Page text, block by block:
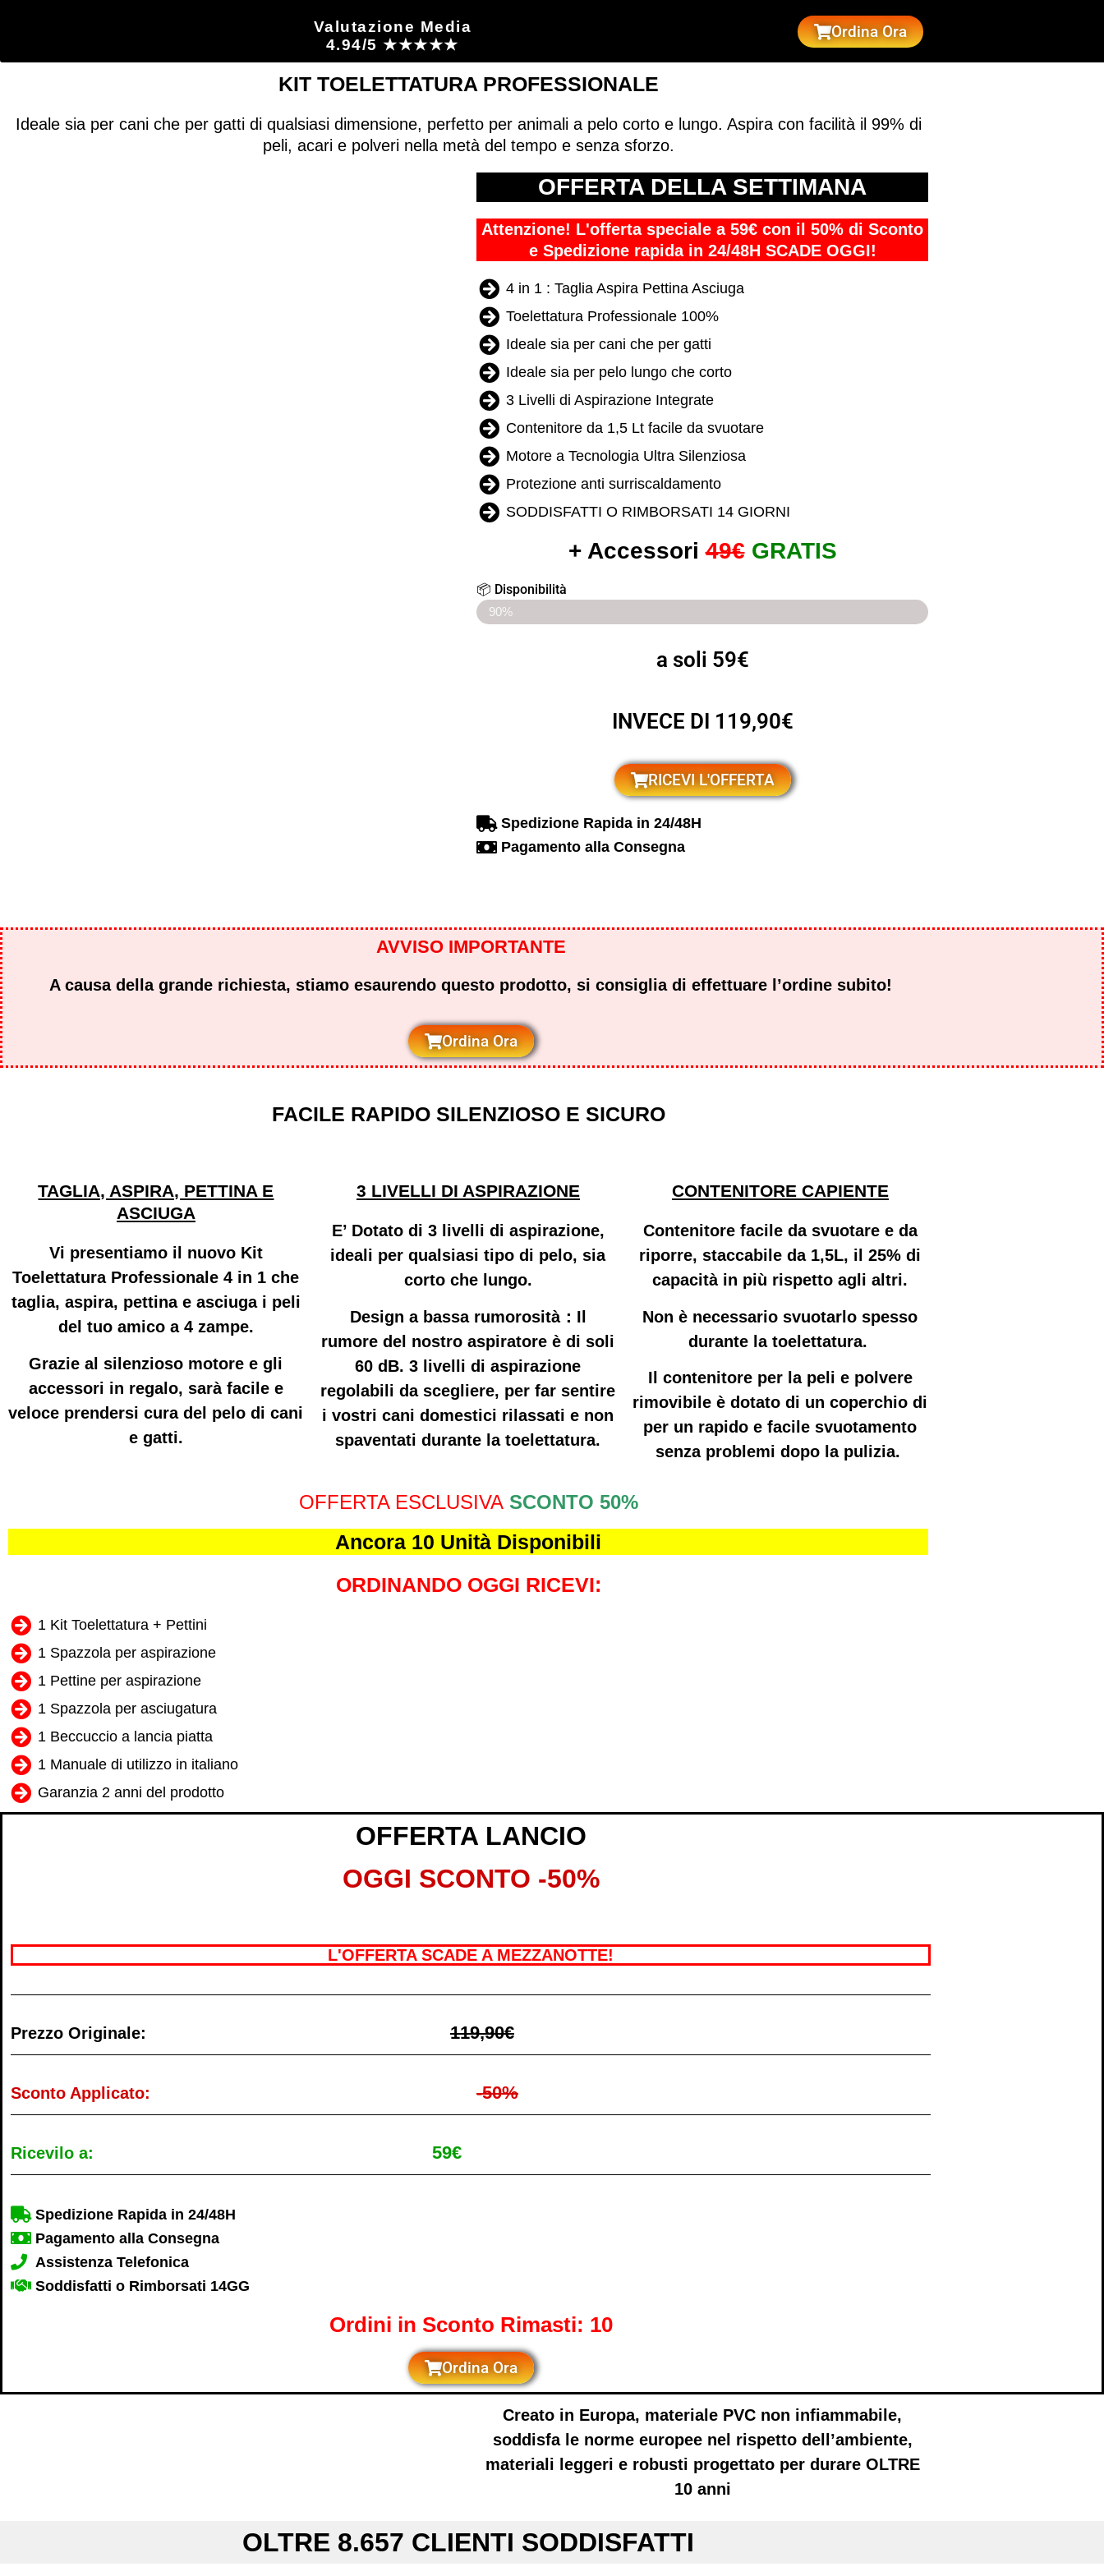
Valutazione Media
4.94/5 ★★★★★
Ordina Ora
KIT TOELETTATURA PROFESSIONALE
Ideale sia per cani che per gatti di qualsiasi dimensione, perfetto per animali a pelo corto e lungo. Aspira con facilità il 99% di
peli, acari e polveri nella metà del tempo e senza sforzo.
OFFERTA DELLA SETTIMANA
Attenzione! L'offerta speciale a 59€ con il 50% di Sconto
e Spedizione rapida in 24/48H SCADE OGGI!
4 in 1 : Taglia Aspira Pettina Asciuga
Toelettatura Professionale 100%
Ideale sia per cani che per gatti
Ideale sia per pelo lungo che corto
3 Livelli di Aspirazione Integrate
Contenitore da 1,5 Lt facile da svuotare
Motore a Tecnologia Ultra Silenziosa
Protezione anti surriscaldamento
SODDISFATTI O RIMBORSATI 14 GIORNI
+ Accessori49€ GRATIS
📦 Disponibilità
ULTIMI 10 PEZZI SCONTATI
90%
a soli 59€
INVECE DI 119,90€
RICEVI L'OFFERTA
Spedizione Rapida in 24/48H
Pagamento alla Consegna
AVVISO IMPORTANTE
A causa della grande richiesta, stiamo esaurendo questo prodotto, si consiglia di effettuare l’ordine subito!
Ordina Ora
FACILE RAPIDO SILENZIOSO E SICURO
TAGLIA, ASPIRA, PETTINA E
ASCIUGA
Vi presentiamo il nuovo Kit
Toelettatura Professionale 4 in 1 che
taglia, aspira, pettina e asciuga i peli
del tuo amico a 4 zampe.
Grazie al silenzioso motore e gli
accessori in regalo, sarà facile e
veloce prendersi cura del pelo di cani
e gatti.
3 LIVELLI DI ASPIRAZIONE
E’ Dotato di 3 livelli di aspirazione,
ideali per qualsiasi tipo di pelo, sia
corto che lungo.
Design a bassa rumorosità：Il
rumore del nostro aspiratore è di soli
60 dB. 3 livelli di aspirazione
regolabili da scegliere, per far sentire
i vostri cani domestici rilassati e non
spaventati durante la toelettatura.
CONTENITORE CAPIENTE
Contenitore facile da svuotare e da
riporre, staccabile da 1,5L, il 25% di
capacità in più rispetto agli altri.
Non è necessario svuotarlo spesso
durante la toelettatura.
Il contenitore per la peli e polvere
rimovibile è dotato di un coperchio di
per un rapido e facile svuotamento
senza problemi dopo la pulizia.
OFFERTA ESCLUSIVA SCONTO 50%
Ancora 10 Unità Disponibili
ORDINANDO OGGI RICEVI:
1 Kit Toelettatura + Pettini
1 Spazzola per aspirazione
1 Pettine per aspirazione
1 Spazzola per asciugatura
1 Beccuccio a lancia piatta
1 Manuale di utilizzo in italiano
Garanzia 2 anni del prodotto
OFFERTA LANCIO
OGGI SCONTO -50%
L'OFFERTA SCADE A MEZZANOTTE!
Prezzo Originale: 119,90€
Sconto Applicato: -50%
Ricevilo a: 59€
Spedizione Rapida in 24/48H
Pagamento alla Consegna
Assistenza Telefonica
Soddisfatti o Rimborsati 14GG
Ordini in Sconto Rimasti: 10
Ordina Ora
Creato in Europa, materiale PVC non infiammabile,
soddisfa le norme europee nel rispetto dell’ambiente,
materiali leggeri e robusti progettato per durare OLTRE
10 anni
OLTRE 8.657 CLIENTI SODDISFATTI